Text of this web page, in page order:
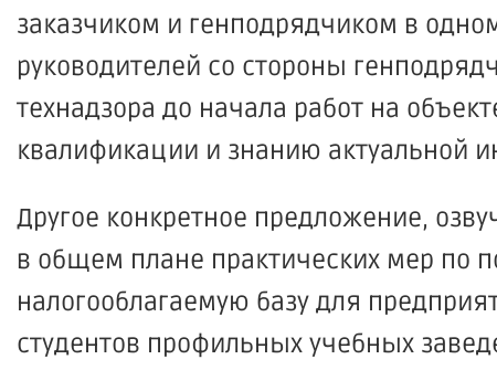
заказчиком и генподрядчиком в
руководителей со стороны
технадзора до начала работ на
квалификации и знанию актуальной
Другое конкретное предложение,
в общем плане практических мер по
налогооблагаемую базу для
студентов профильных учебных